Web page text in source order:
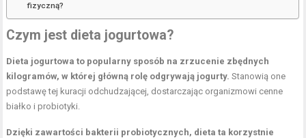
fizyczną?
Czym jest dieta jogurtowa?
Dieta jogurtowa to popularny sposób na zrzucenie zbędnych
kilogramów, w której główną rolę odgrywają jogurty. Stanowią one
podstawę tej kuracji odchudzającej, dostarczając organizmowi cenne
białko i probiotyki.
Dzięki zawartości bakterii probiotycznych, dieta ta korzystnie